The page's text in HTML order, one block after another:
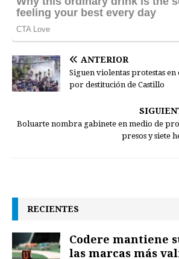
ANTERIOR
Siguen violentas protestas
por destitución de Castillo
Boluarte nombra gabinete en medio de
presos y siete
RECIENTES
Codere mantiene
las marcas más